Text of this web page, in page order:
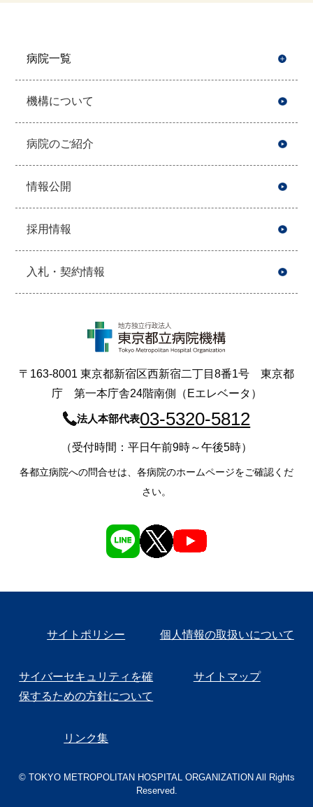
病院一覧
機構について
病院のご紹介
情報公開
採用情報
入札・契約情報
〒163-8001 東京都新宿区西新宿二丁目8番1号 東京都
庁 第一本庁舎24階南側（Eエレベータ）
法人本部代表03-5320-5812
（受付時間：平日午前9時～午後5時）
各都立病院への問合せは、各病院のホームページをご確認くだ
さい。
サイトポリシー 個人情報の取扱いについて
サイバーセキュリティを確
保するための方針について
サイトマップ
リンク集
© TOKYO METROPOLITAN HOSPITAL ORGANIZATION All Rights
Reserved.